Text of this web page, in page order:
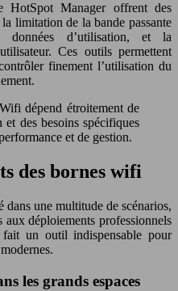
HotSpot Manager offrent des
limitation de la bande passante
d’utilisation, et la
Ces outils permettent
finement l’utilisation du
et des besoins spécifiques
et de gestion.
des bornes wifi
une multitude de scénarios,
aux déploiements professionnels
un outil indispensable pour
les grands espaces